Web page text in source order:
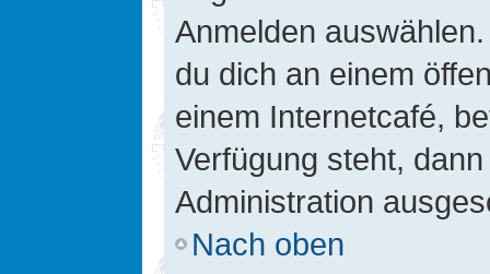
Anmelden
du dich an einem
einem Internetcafé,
Verfügung steht,
Administration
Nach oben